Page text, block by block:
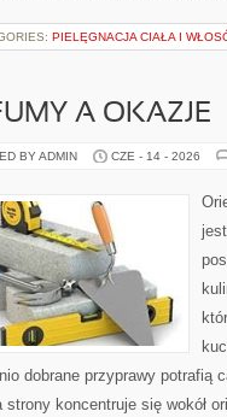
PIELĘGNACJA CIAŁA I
A OKAZJE
BY ADMIN CZE - 14 - 2026
dobrane przyprawy potrafią
strony koncentruje się wokół